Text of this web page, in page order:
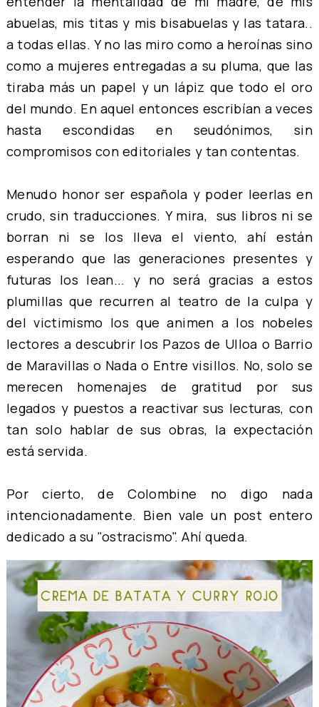
abuelas, mis titas y mis bisabuelas y las tatara..
a todas ellas. Y no las miro como a heroínas sino
como a mujeres entregadas a su pluma, que las
tiraba más un papel y un lápiz que todo el oro
del mundo. En aquel entonces escribían a veces
hasta escondidas en seudónimos, sin
compromisos con editoriales y tan contentas.
Menudo honor ser española y poder leerlas en
crudo, sin traducciones. Y mira, sus libros ni se
borran ni se los lleva el viento, ahí están
esperando que las generaciones presentes y
futuras los lean... y no será gracias a estos
plumillas que recurren al teatro de la culpa y
del victimismo los que animen a los nobeles
lectores a descubrir los Pazos de Ulloa o Barrio
de Maravillas o Nada o Entre visillos. No, solo se
merecen homenajes de gratitud por sus
legados y puestos a reactivar sus lecturas, con
tan solo hablar de sus obras, la expectación
está servida.
Por cierto, de Colombine no digo nada
intencionadamente. Bien vale un post entero
dedicado a su "ostracismo". Ahí queda.